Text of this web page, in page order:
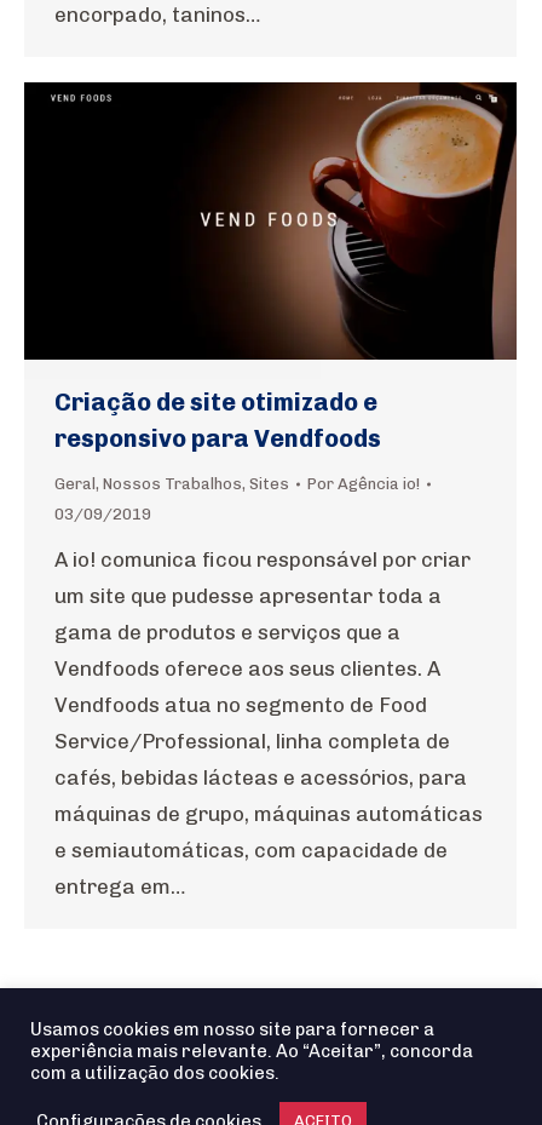
encorpado, taninos…
Criação de site otimizado e
responsivo para Vendfoods
Geral , Nossos Trabalhos, Sites Por Agência io!
03/09/2019
A io! comunica ficou responsável por criar
um site que pudesse apresentar toda a
gama de produtos e serviços que a
Vendfoods oferece aos seus clientes. A
Vendfoods atua no segmento de Food
Service/Professional, linha completa de
cafés, bebidas lácteas e acessórios, para
máquinas de grupo, máquinas automáticas
e semiautomáticas, com capacidade de
entrega em…
1 2 3 →
Usamos cookies em nosso site para fornecer a
experiência mais relevante. Ao “Aceitar”, concorda
com a utilização dos cookies.
ACEITO